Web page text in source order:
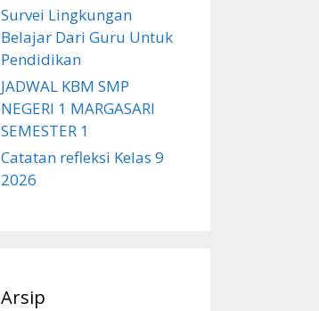
Survei Lingkungan
Belajar Dari Guru Untuk
Pendidikan
JADWAL KBM SMP
NEGERI 1 MARGASARI
SEMESTER 1
Catatan refleksi Kelas 9
2026
Arsip